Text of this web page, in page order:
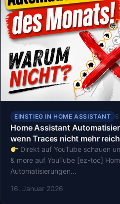
EINSTIEG IN HOME ASSISTANT 6
Home Assistant
wenn Traces nicht mehr
Direkt auf YouTube schauen
& more auf YouTube [ez-toc] Home Assistant
Automatisierungen…
16. Januar 2026